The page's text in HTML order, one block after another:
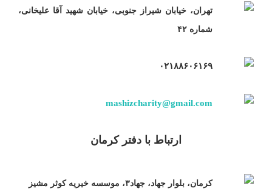
تهران، خیابان شیراز جنوبی، خیابان شهید آقا علیخانی،
شماره ۴۲
۰۲۱۸۸۶۰۶۱۶۹
mashizcharity@gmail.com
ارتباط با دفتر کرمان
کرمان، بلوار جهاد، جهاد۳، موسسه خیریه کوثر مشیز